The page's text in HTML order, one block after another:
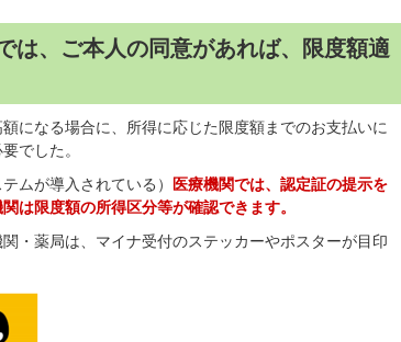
は、ご本人の同意があれば、限度額適
になる場合に、所得に応じた限度額までのお支払いに
でした。
ムが導入されている） 医療機関では、認定証の提示を
は限度額の所得区分等が確認できます。
・薬局は、マイナ受付のステッカーやポスターが目印